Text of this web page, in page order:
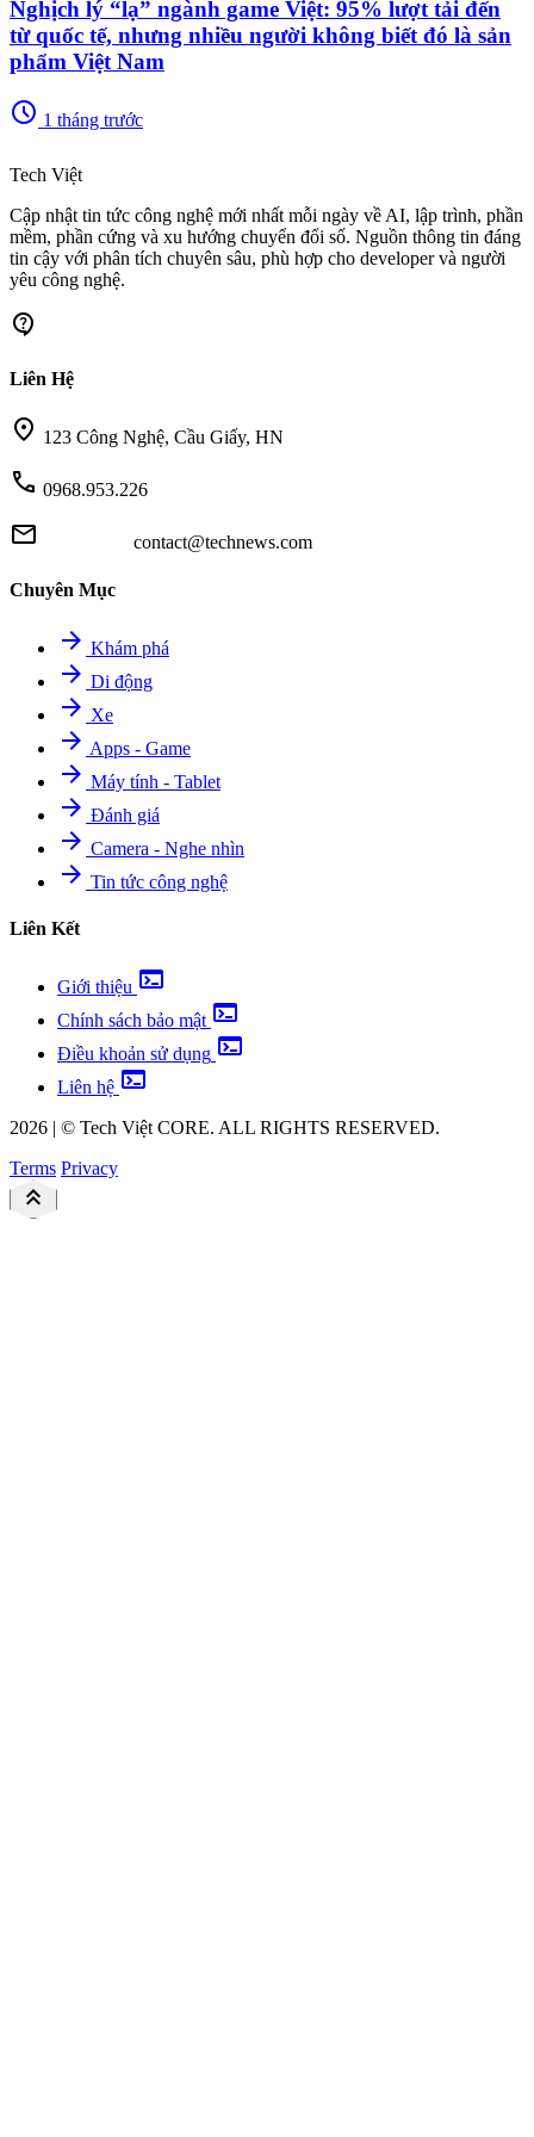
Nghịch lý “lạ” ngành game Việt: 95% lượt tải đến
từ quốc tế, nhưng nhiều người không biết đó là sản
phẩm Việt Nam
schedule 1 tháng trước
Tech Việt
Cập nhật tin tức công nghệ mới nhất mỗi ngày về AI, lập trình, phần
mềm, phần cứng và xu hướng chuyển đổi số. Nguồn thông tin đáng
tin cậy với phân tích chuyên sâu, phù hợp cho developer và người
yêu công nghệ.
contact_support
Liên Hệ
location_on 123 Công Nghệ, Cầu Giấy, HN
call 0968.953.226
mail contact@technews.com
Chuyên Mục
arrow_forward Khám phá
arrow_forward Di động
arrow_forward Xe
arrow_forward Apps - Game
arrow_forward Máy tính - Tablet
arrow_forward Đánh giá
arrow_forward Camera - Nghe nhìn
arrow_forward Tin tức công nghệ
Liên Kết
Giới thiệu terminal
Chính sách bảo mật terminal
Điều khoản sử dụng terminal
Liên hệ terminal
2026 | © Tech ViệtCORE. ALL RIGHTS RESERVED.
Terms Privacy
keyboard_double_arrow_up